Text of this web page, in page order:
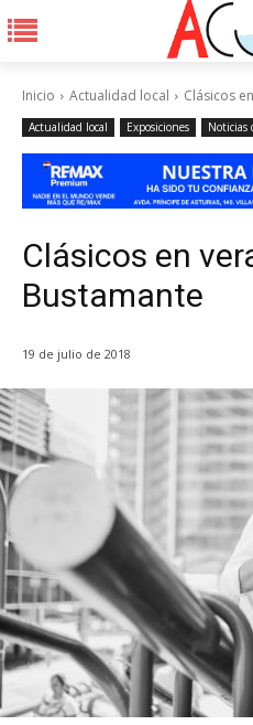
Inicio Actualidad local Clásicos
Actualidad local Exposiciones Noticias
Clásicos en
Bustamante
19 de julio de 2018